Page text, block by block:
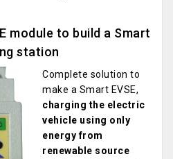
module to build a Smart
station
Complete solution to
make a Smart EVSE,
charging the electric
vehicle using only
energy from
renewable source